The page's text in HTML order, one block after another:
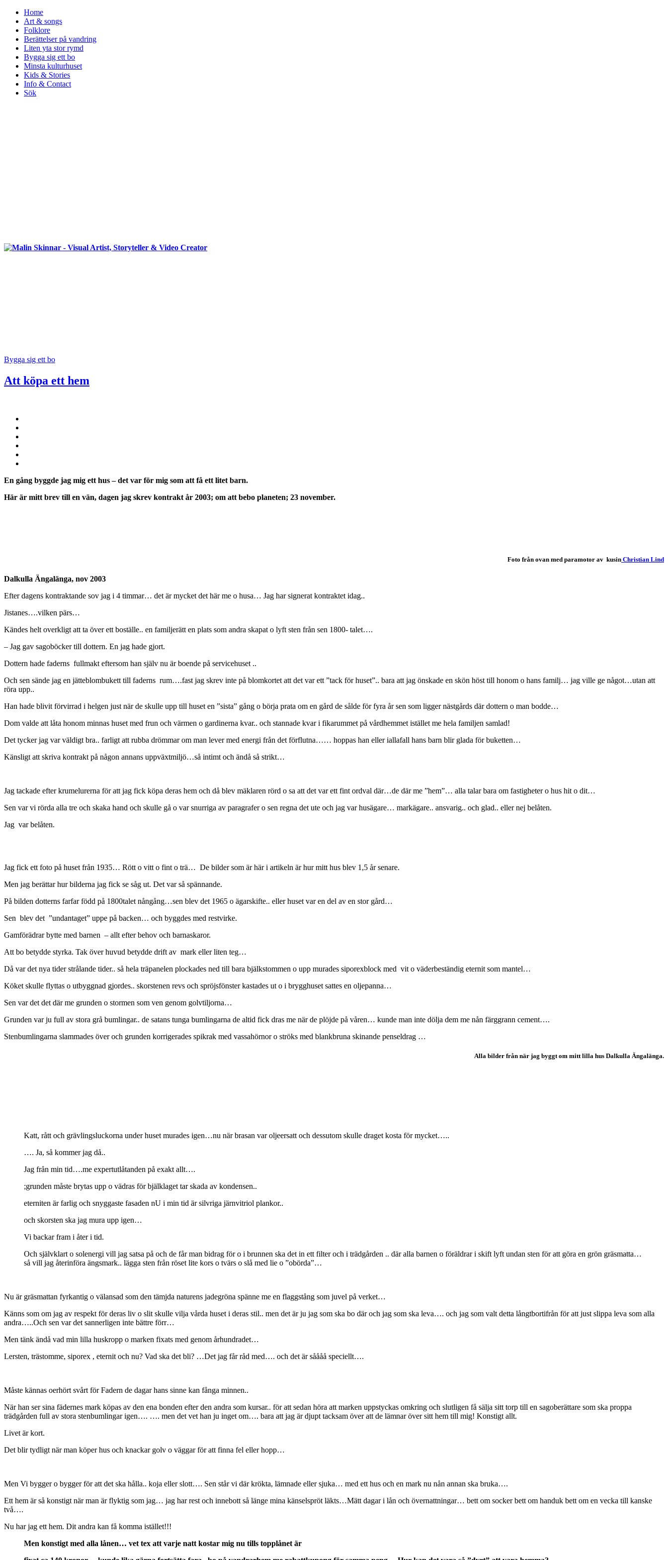
Home
Art & songs
Folklore
Berättelser på vandring
Liten yta stor rymd
Bygga sig ett bo
Minsta kulturhuset
Kids & Stories
Info & Contact
Sök
Bygga sig ett bo
Att köpa ett hem
En gång byggde jag mig ett hus – det var för mig som att få ett litet barn.
Här är mitt brev till en vän, dagen jag skrev kontrakt år 2003; om att bebo planeten; 23 november.
Foto från ovan med paramotor av kusin Christian Lind
Dalkulla Ängalänga, nov 2003
Efter dagens kontraktande sov jag i 4 timmar… det är mycket det här me o husa… Jag har signerat kontraktet idag..
Jistanes….vilken pärs…
Kändes helt overkligt att ta över ett boställe.. en familjerätt en plats som andra skapat o lyft sten från sen 1800- talet….
– Jag gav sagoböcker till dottern. En jag hade gjort.
Dottern hade faderns fullmakt eftersom han själv nu är boende på servicehuset ..
Och sen sände jag en jätteblombukett till faderns rum….fast jag skrev inte på blomkortet att det var ett ”tack för huset”.. bara att jag önskade en skön höst till honom o hans familj… jag ville ge något…utan att
röra upp..
Han hade blivit förvirrad i helgen just när de skulle upp till huset en ”sista” gång o börja prata om en gård de sålde för fyra år sen som ligger nästgårds där dottern o man bodde…
Dom valde att låta honom minnas huset med frun och värmen o gardinerna kvar.. och stannade kvar i fikarummet på vårdhemmet istället me hela familjen samlad!
Det tycker jag var väldigt bra.. farligt att rubba drömmar om man lever med energi från det förflutna…… hoppas han eller iallafall hans barn blir glada för buketten…
Känsligt att skriva kontrakt på någon annans uppväxtmiljö…så intimt och ändå så strikt…
Jag tackade efter krumelurerna för att jag fick köpa deras hem och då blev mäklaren rörd o sa att det var ett fint ordval där…de där me ”hem”… alla talar bara om fastigheter o hus hit o dit…
Sen var vi rörda alla tre och skaka hand och skulle gå o var snurriga av paragrafer o sen regna det ute och jag var husägare… markägare.. ansvarig.. och glad.. eller nej belåten.
Jag var belåten.
Jag fick ett foto på huset från 1935… Rött o vitt o fint o trä… De bilder som är här i artikeln är hur mitt hus blev 1,5 år senare.
Men jag berättar hur bilderna jag fick se såg ut. Det var så spännande.
På bilden dotterns farfar född på 1800talet nångång…sen blev det 1965 o ägarskifte.. eller huset var en del av en stor gård…
Sen blev det ”undantaget” uppe på backen… och byggdes med restvirke.
Gamförädrar bytte med barnen – allt efter behov och barnaskaror.
Att bo betydde styrka. Tak över huvud betydde drift av mark eller liten teg…
Då var det nya tider strålande tider.. så hela träpanelen plockades ned till bara bjälkstommen o upp murades siporexblock med vit o väderbeständig eternit som mantel…
Köket skulle flyttas o utbyggnad gjordes.. skorstenen revs och spröjsfönster kastades ut o i brygghuset sattes en oljepanna…
Sen var det det där me grunden o stormen som ven genom golvtiljorna…
Grunden var ju full av stora grå bumlingar.. de satans tunga bumlingarna de altid fick dras me när de plöjde på våren… kunde man inte dölja dem me nån färggrann cement….
Stenbumlingarna slammades överoch grunden korrigerades spikrak med vassahörnor o ströks med blankbruna skinande penseldrag …
Alla bilder från när jag byggt om mitt lilla hus Dalkulla Ängalänga.
Katt, rått och grävlingsluckorna under huset murades igen…nu när brasan var oljeersatt och dessutom skulle draget kosta för mycket…..
…. Ja, så kommer jag då..
Jag från min tid….me expertutlåtanden på exakt allt….
;grunden måste brytas upp o vädras för bjälklaget tar skada av kondensen..
eterniten är farlig och snyggaste fasaden nU i min tid är silvriga järnvitriol plankor..
och skorsten ska jag mura upp igen…
Vi backar fram i åter i tid.
Och självklart o solenergi vill jag satsa på och de får man bidrag för o i brunnen ska det in ett filter och i trädgården .. där alla barnen o föräldrar i skift lyft undan sten för att göra en grön gräsmatta…
så vill jag återinföra ängsmark.. lägga sten från röset lite kors o tvärs o slå med lie o ”obörda”…
Nu är gräsmattan fyrkantig o välansad som den tämjda naturens jadegröna spänne me en flaggstång som juvel på verket…
Känns som om jag av respekt för deras liv o slit skulle vilja vårda huset i deras stil.. men det är ju jag som ska bo där och jag som ska leva…. och jag som valt detta långtbortifrån för att just slippa leva som alla
andra…..Och sen var det sannerligen inte bättre förr…
Men tänk ändå vad min lilla huskropp o marken fixats med genom århundradet…
Lersten, trästomme, siporex , eternit och nu? Vad ska det bli? …Det jag får råd med…. och det är såååå speciellt….
Måste kännas oerhört svårt för Fadern de dagar hans sinne kan fånga minnen..
När han sersina fädernes mark köpas av den ena bonden efter den andra som kursar.. föratt sedan höra att marken uppstyckas omkring och slutligen få sälja sitt torp till en sagoberättare som ska proppa
trädgården full av stora stenbumlingar igen…. …. men det vet han ju inget om…. bara att jag är djupt tacksam över att de lämnar över sitt hem till mig! Konstigt allt.
Livet är kort.
Det blir tydligt när man köper hus och knackar golv o väggar för att finna fel eller hopp…
Men Vi bygger o bygger för att det ska hålla.. koja eller slott…. Sen står vi där krökta, lämnade eller sjuka… med ett hus och en mark nu nån annan ska bruka….
Ett hem är så konstigt när man är flyktig som jag… jag har rest och innebott så länge mina känselspröt läkts…Mätt dagar i lån och övernattningar… bett om socker bett om handuk bett om en vecka till kanske
två….
Nu har jag ett hem. Dit andra kan få komma istället!!!
Men konstigt med alla lånen… vet tex att varje natt kostar mig nu tills topplånet är